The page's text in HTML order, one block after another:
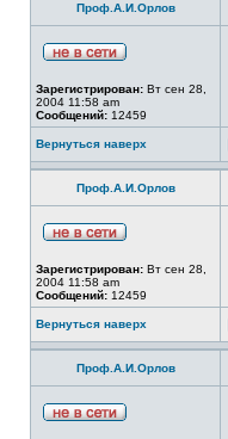
Проф.А.И.Орлов
Зарегистрирован: Вт сен 28,
2004 11:58 am
Сообщений: 12459
Вернуться наверх
Проф.А.И.Орлов
Зарегистрирован: Вт сен 28,
2004 11:58 am
Сообщений: 12459
Вернуться наверх
Проф.А.И.Орлов